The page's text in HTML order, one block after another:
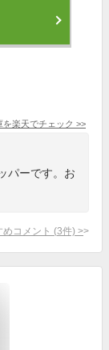
を楽天でチェック >>
パーです。お
コメント (3件) >